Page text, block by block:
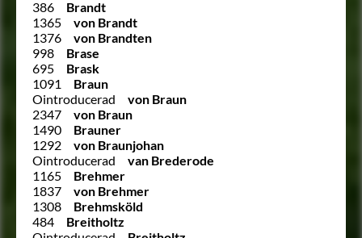
386
Brandt
1365
von Brandt
1376
von Brandten
998
Brase
695
Brask
1091
Braun
Ointroducerad
von Braun
2347
von Braun
1490
Brauner
1292
von Braunjohan
Ointroducerad
van Brederode
1165
Brehmer
1837
von Brehmer
1308
Brehmsköld
484
Breitholtz